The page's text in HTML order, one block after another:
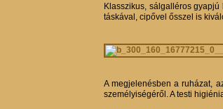
Klasszikus, sálgalléros
táskával, cipővel ősszel is
A megjelenésben a ruházat,
személyiségéről. A testi